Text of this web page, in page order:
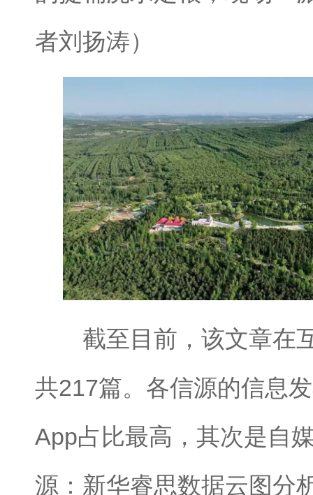
者刘扬涛）
截至目前，该文章在
共217篇。各信源的信息
App占比最高，其次是自
源：新华睿思数据云图分